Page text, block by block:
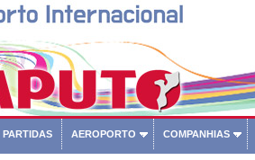
PARTIDAS AEROPORTO COMPANHIAS